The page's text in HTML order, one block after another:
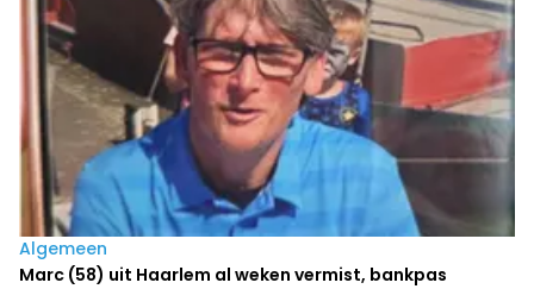
Algemeen
Marc (58) uit Haarlem al weken vermist, bankpas